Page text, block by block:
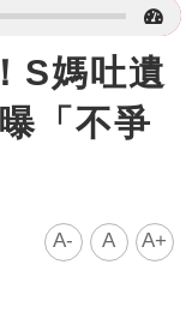
S媽吐遺
「不爭
A- A A+